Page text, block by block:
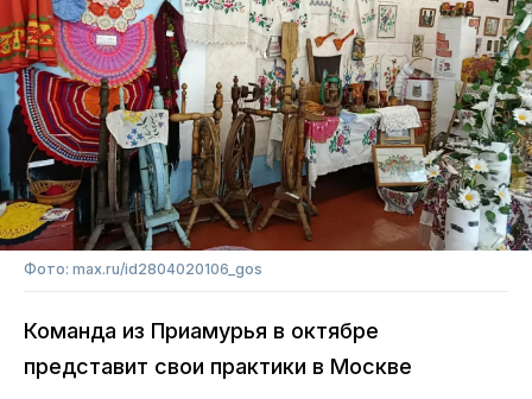
Фото: max.ru/id2804020106_gos
Команда из Приамурья в октябре
представит свои практики в Москве